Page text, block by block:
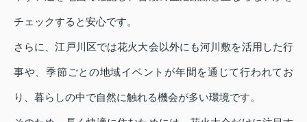
チェックすると安心です。
さらに、江戸川区では花火大会以外にも河川敷を活用した行
事や、季節ごとの地域イベントが年間を通じて行われてお
り、暮らしの中で自然に触れる機会が多い環境です。